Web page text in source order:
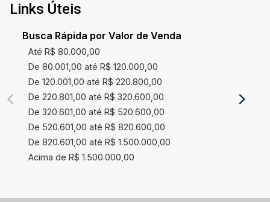
Links Úteis
Busca Rápida por Valor de Venda
Até R$ 80.000,00
De 80.001,00 até R$ 120.000,00
De 120.001,00 até R$ 220.800,00
De 220.801,00 até R$ 320.600,00
De 320.601,00 até R$ 520.600,00
De 520.601,00 até R$ 820.600,00
De 820.601,00 até R$ 1.500.000,00
Acima de R$ 1.500.000,00